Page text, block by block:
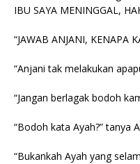
IBU SAYA MENINGGAL,
“JAWAB ANJANI, KENAPA
“Anjani tak melakukan
“Jangan berlagak bodoh
“Bodoh kata Ayah?” tanya
“Bukankah Ayah yang